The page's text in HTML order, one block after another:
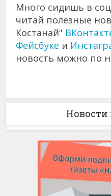
Много сидишь в
читай полезные
Костанай"
Фейсбуке и
новость можно по
Новости